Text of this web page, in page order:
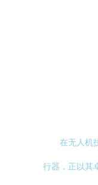
在无人机
行器，正以其